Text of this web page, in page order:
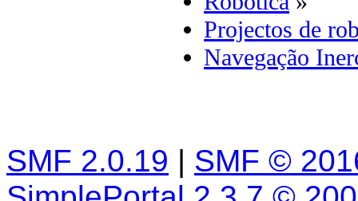
Projectos de
Navegação
SMF 2.0.19 | SMF ©